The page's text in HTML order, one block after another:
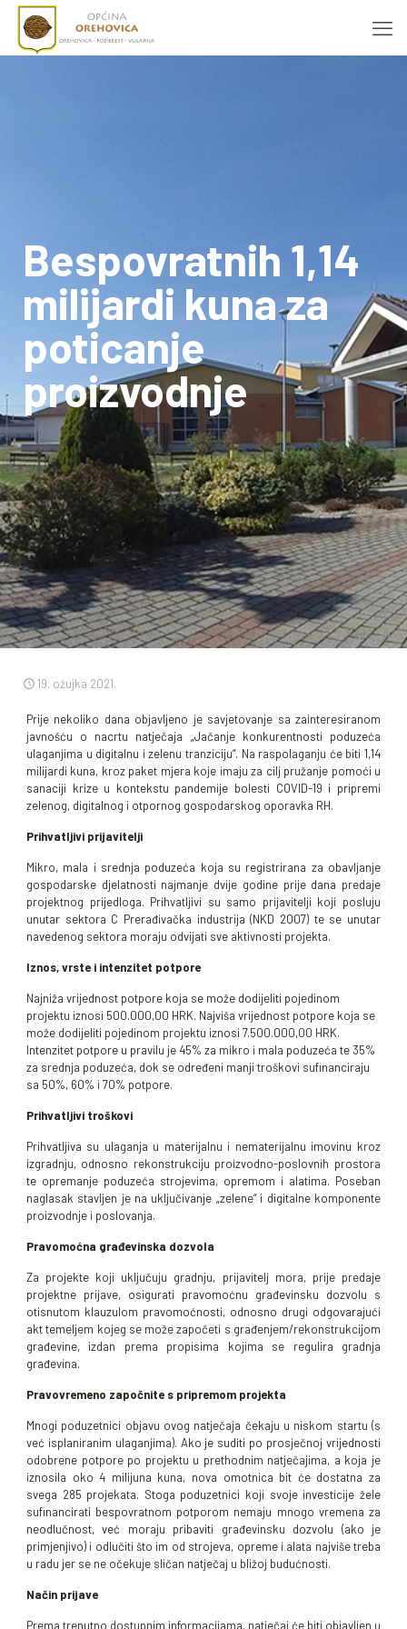
Bespovratnih 1,14
milijardi kuna za
poticanje
proizvodnje
19. ožujka 2021.
Prije nekoliko dana objavljeno je savjetovanje sa zainteresiranom
javnošću o nacrtu natječaja „Jačanje konkurentnosti poduzeća
ulaganjima u digitalnu i zelenu tranziciju“. Na raspolaganju će biti 1,14
milijardi kuna, kroz paket mjera koje imaju za cilj pružanje pomoći u
sanaciji krize u kontekstu pandemije bolesti COVID-19 i pripremi
zelenog, digitalnog i otpornog gospodarskog oporavka RH.
Prihvatljivi prijavitelji
Mikro, mala i srednja poduzeća koja su registrirana za obavljanje
gospodarske djelatnosti najmanje dvije godine prije dana predaje
projektnog prijedloga. Prihvatljivi su samo prijavitelji koji posluju
unutar sektora C Prerađivačka industrija (NKD 2007) te se unutar
navedenog sektora moraju odvijati sve aktivnosti projekta.
Iznos, vrste i intenzitet potpore
Najniža vrijednost potpore koja se može dodijeliti pojedinom
projektu iznosi 500.000,00 HRK. Najviša vrijednost potpore koja se
može dodijeliti pojedinom projektu iznosi 7.500.000,00 HRK.
Intenzitet potpore u pravilu je 45% za mikro i mala poduzeća te 35%
za srednja poduzeća, dok se određeni manji troškovi sufinanciraju
sa 50%, 60% i 70% potpore.
Prihvatljivi troškovi
Prihvatljiva su ulaganja u materijalnu i nematerijalnu imovinu kroz
izgradnju, odnosno rekonstrukciju proizvodno-poslovnih prostora
te opremanje poduzeća strojevima, opremom i alatima. Poseban
naglasak stavljen je na uključivanje „zelene“ i digitalne komponente
proizvodnje i poslovanja.
Pravomoćna građevinska dozvola
Za projekte koji uključuju gradnju, prijavitelj mora, prije predaje
projektne prijave, osigurati pravomoćnu građevinsku dozvolu s
otisnutom klauzulom pravomoćnosti, odnosno drugi odgovarajući
akt temeljem kojeg se može započeti s građenjem/rekonstrukcijom
građevine, izdan prema propisima kojima se regulira gradnja
građevina.
Pravovremeno započnite s pripremom projekta
Mnogi poduzetnici objavu ovog natječaja čekaju u niskom startu (s
već isplaniranim ulaganjima). Ako je suditi po prosječnoj vrijednosti
odobrene potpore po projektu u prethodnim natječajima, a koja je
iznosila oko 4 milijuna kuna, nova omotnica bit će dostatna za
svega 285 projekata. Stoga poduzetnici koji svoje investicije žele
sufinancirati bespovratnom potporom nemaju mnogo vremena za
neodlučnost, već moraju pribaviti građevinsku dozvolu (ako je
primjenjivo) i odlučiti što im od strojeva, opreme i alata najviše treba
u radu jer se ne očekuje sličan natječaj u bližoj budućnosti.
Način prijave
Prema trenutno dostupnim informacijama, natječaj će biti objavljen u